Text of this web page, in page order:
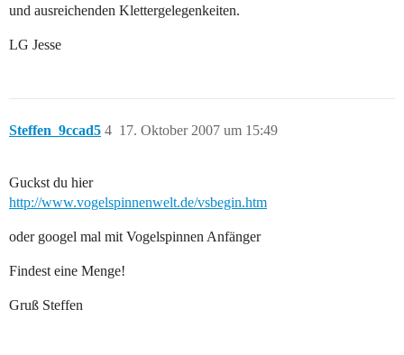
und ausreichenden Klettergelegenkeiten.
LG Jesse
Steffen_9ccad5 17. Oktober 2007 um 15:49
4
Guckst du hier
http://www.vogelspinnenwelt.de/vsbegin.htm
oder googel mal mit Vogelspinnen Anfänger
Findest eine Menge!
Gruß Steffen